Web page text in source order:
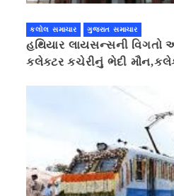
કલોલ સમાચાર ગુજરાત સમાચાર
હથિયાર લાયસન્સની વિગતો
કલેક્ટર કચેરીનું ભેદી